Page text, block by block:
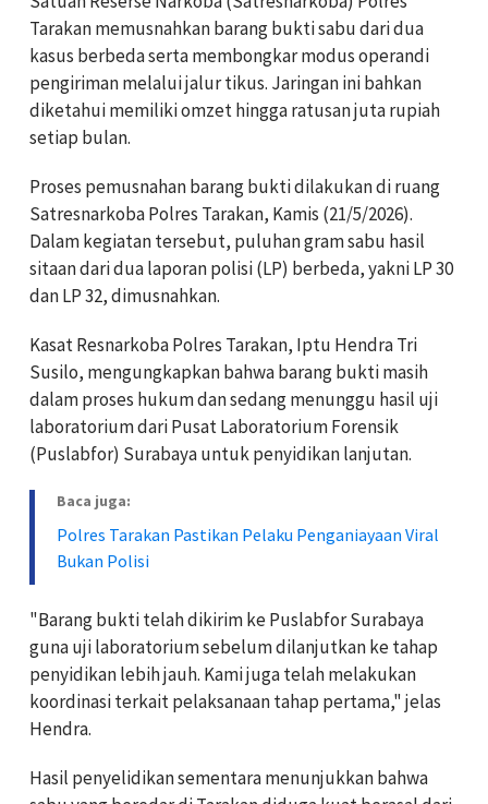
Tarakan memusnahkan barang bukti sabu dari dua
kasus berbeda serta membongkar modus operandi
pengiriman melalui jalur tikus. Jaringan ini bahkan
diketahui memiliki omzet hingga ratusan juta rupiah
setiap bulan.
Proses pemusnahan barang bukti dilakukan di ruang
Satresnarkoba Polres Tarakan, Kamis (21/5/2026).
Dalam kegiatan tersebut, puluhan gram sabu hasil
sitaan dari dua laporan polisi (LP) berbeda, yakni LP 30
dan LP 32, dimusnahkan.
Kasat Resnarkoba Polres Tarakan, Iptu Hendra Tri
Susilo, mengungkapkan bahwa barang bukti masih
dalam proses hukum dan sedang menunggu hasil uji
laboratorium dari Pusat Laboratorium Forensik
(Puslabfor) Surabaya untuk penyidikan lanjutan.
Baca juga:
Polres Tarakan Pastikan Pelaku Penganiayaan Viral
Bukan Polisi
"Barang bukti telah dikirim ke Puslabfor Surabaya
guna uji laboratorium sebelum dilanjutkan ke tahap
penyidikan lebih jauh. Kami juga telah melakukan
koordinasi terkait pelaksanaan tahap pertama," jelas
Hendra.
Hasil penyelidikan sementara menunjukkan bahwa